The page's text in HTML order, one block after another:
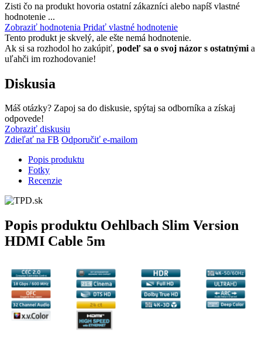
Zisti čo na produkt hovoria ostatní zákazníci alebo napíš vlastné
hodnotenie ...
Zobraziť hodnotenia Pridať vlastné hodnotenie
Tento produkt je skvelý, ale ešte nemá hodnotenie.
Ak si sa rozhodol ho zakúpiť, podeľ sa o svoj názor s ostatnými a
uľahči im rozhodovanie!
Diskusia
Máš otázky? Zapoj sa do diskusie, spýtaj sa odborníka a získaj
odpovede!
Zobraziť diskusiu
Zdieľať na FB Odporučiť e-mailom
Popis produktu
Fotky
Recenzie
Popis produktu Oehlbach Slim Version
HDMI Cable 5m